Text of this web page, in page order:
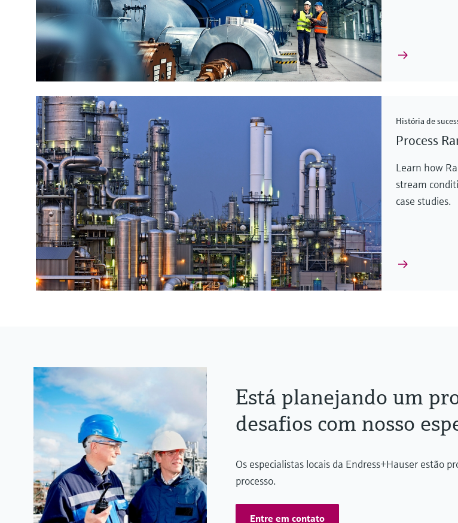
História de
Process
Learn how
stream
case studies.
Está planejando um
desafios com nosso
Os especialistas locais da Endress+Hauser estão
processo.
Entre em contato